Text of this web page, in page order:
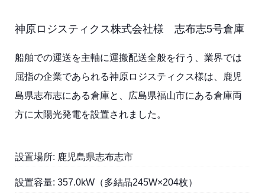
神原ロジスティクス株式会社様 志布志5号倉庫
船舶での運送を主軸に運搬配送全般を行う、業界では
屈指の企業であられる神原ロジスティクス様は、鹿児
島県志布志にある倉庫と、広島県福山市にある倉庫両
方に太陽光発電を設置されました。
設置場所: 鹿児島県志布志市
設置容量: 357.0kW（多結晶245W×204枚）